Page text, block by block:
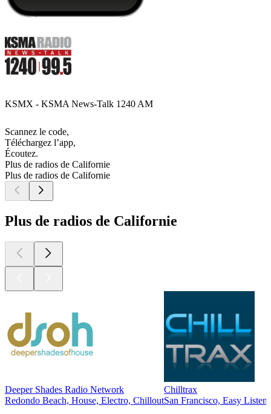
KSMX - KSMA News-Talk 1240 AM
Scannez le code,
Téléchargez l’app,
Écoutez.
Plus de radios de Californie
Plus de radios de Californie
Plus de radios de Californie
Deeper Shades Radio Network
Redondo Beach, House, Electro, Chillout
Chilltrax
San Francisco, Easy